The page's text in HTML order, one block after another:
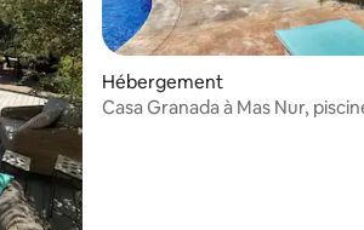
Hébergement
Casa Granada à Mas Nur,